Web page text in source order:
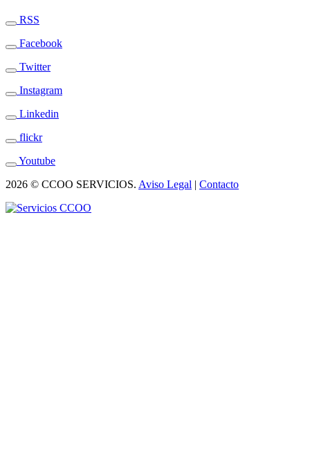
RSS
Facebook
Twitter
Instagram
Linkedin
flickr
Youtube
2026 © CCOO SERVICIOS. Aviso Legal | Contacto